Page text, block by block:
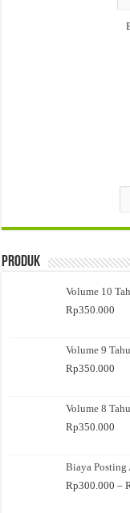
Produk
Volume 10
Rp350.000
Volume 9
Rp350.000
Volume 8
Rp350.000
Biaya Posting
Rp300.000 –